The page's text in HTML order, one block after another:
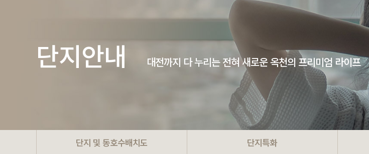
단지안내 대전까지 다 누리는 전혀 새로운옥천의 프리미엄 라이프
단지 및 동호수배치도 단지특화